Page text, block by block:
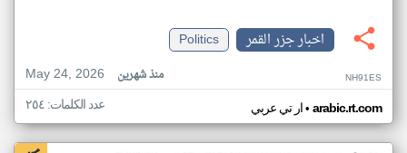
اخبار جزر القمر
Politics
May 24, 2026
منذ شهرين NH91ES
ار تي عربي• arabic.rt.com عدد الكلمات: ٢٥٤